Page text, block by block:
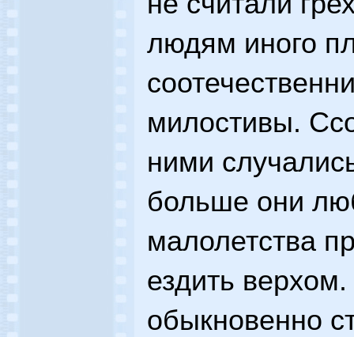
людям иного
милостивы.
ними
больше они
малолетства
ездить
обыкновенно